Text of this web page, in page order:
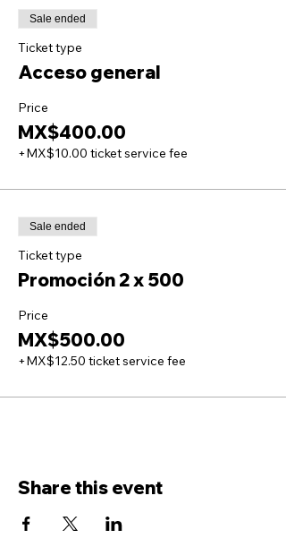
Sale ended
Ticket type
Acceso general
Price
MX$400.00
+MX$10.00 ticket service fee
Sale ended
Ticket type
Promoción 2 x 500
Price
MX$500.00
+MX$12.50 ticket service fee
Share this event